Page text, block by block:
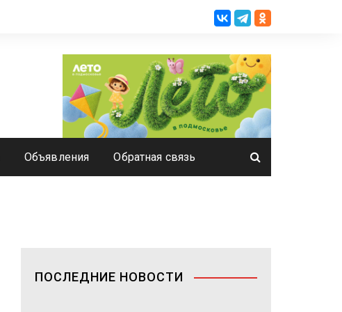
Объявления Обратная связь
ПОСЛЕДНИЕ НОВОСТИ